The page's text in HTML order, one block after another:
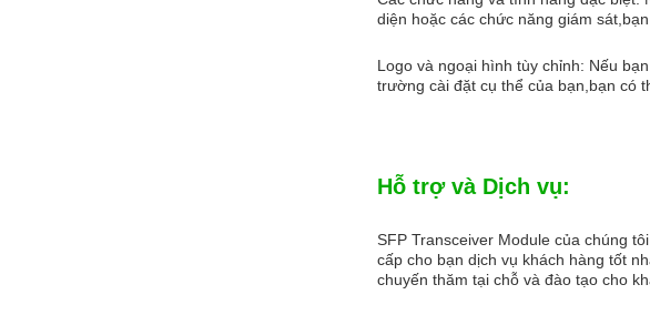
diện hoặc các chức năng giám
Logo và ngoại hình tùy chỉnh: Nếu
trường cài đặt cụ thể của bạn,bạn có
Hỗ trợ và Dịch vụ:
SFP Transceiver Module của chúng
cấp cho bạn dịch vụ khách hàng tốt
chuyến thăm tại chỗ và đào tạo cho